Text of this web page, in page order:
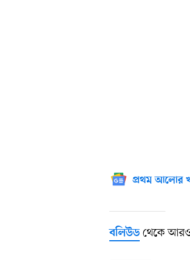
প্রথম আলোর
বলিউড থেকে